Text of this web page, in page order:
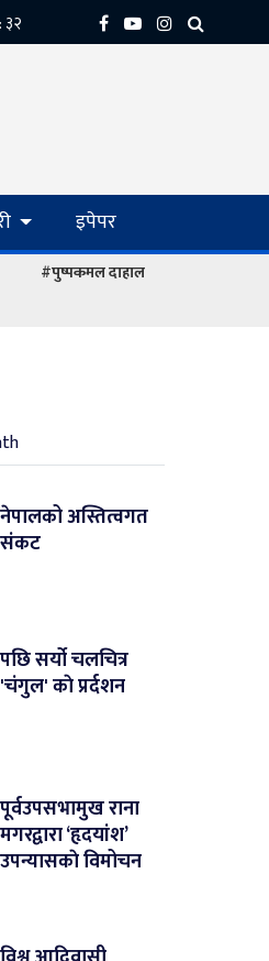
इपेपर
#पुष्पकमल दाहाल
नेपालको अस्तित्वगत
संकट
पछि सर्यो चलचित्र
'चंगुल' काे प्रर्दशन
पूर्वउपसभामुख राना
मगरद्वारा ‘हृदयांश’
उपन्यासकाे विमोचन